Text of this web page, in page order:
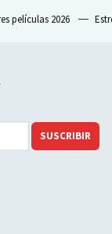
películas 2026
SUSCRIBIR